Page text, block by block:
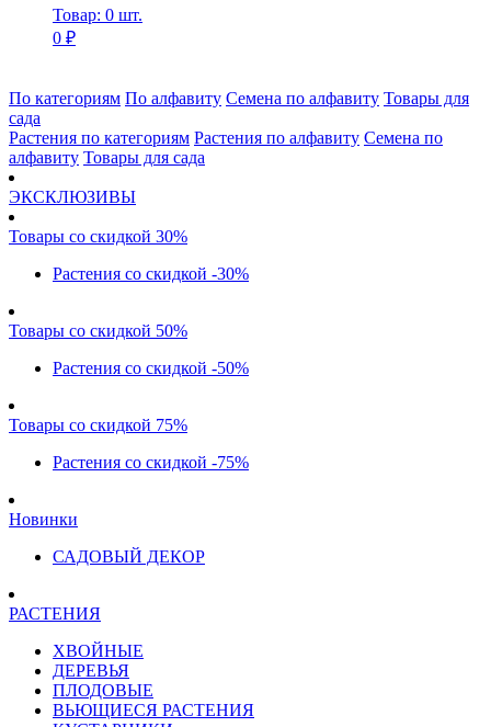
Товар: 0 шт.
0 ₽
По категориям По алфавиту Семена по алфавиту Товары для
сада
Растения по категориям Растения по алфавиту Семена по
алфавиту Товары для сада
ЭКСКЛЮЗИВЫ
Товары со скидкой 30%
Растения со скидкой -30%
Товары со скидкой 50%
Растения со скидкой -50%
Товары со скидкой 75%
Растения со скидкой -75%
Новинки
САДОВЫЙ ДЕКОР
РАСТЕНИЯ
ХВОЙНЫЕ
ДЕРЕВЬЯ
ПЛОДОВЫЕ
ВЬЮЩИЕСЯ РАСТЕНИЯ